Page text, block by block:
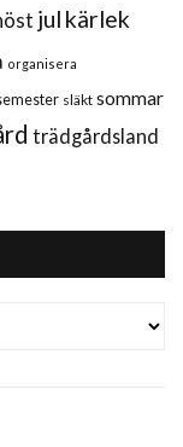
jul kärlek
organisera
släkt sommar
trädgårdsland